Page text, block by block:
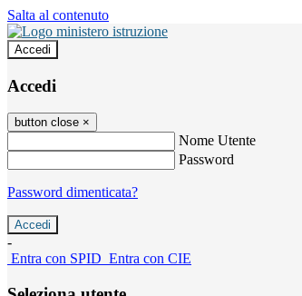
Salta al contenuto
Accedi
Accedi
button close ×
Nome Utente
Password
Password dimenticata?
-
Entra con SPID Entra con CIE